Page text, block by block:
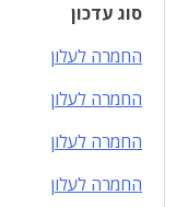
סוג עדכון
החמרה לעלון
החמרה לעלון
החמרה לעלון
החמרה לעלון